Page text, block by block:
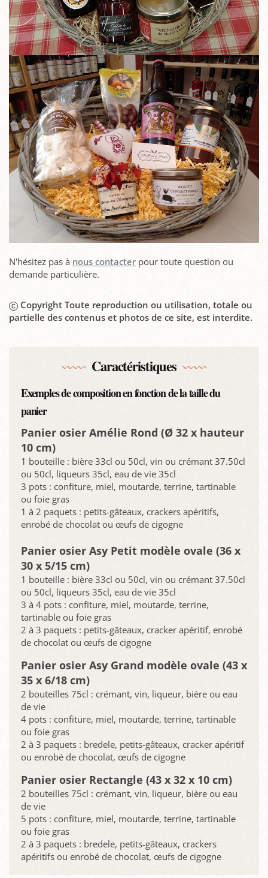
N'hésitez pas à nous contacter pour toute question ou
demande particulière.
Copyright Toute reproduction ou utilisation, totale ou
partielle des contenus et photos de ce site, est interdite.
Caractéristiques
Exemples de composition en fonction de la taille du
panier
Panier osier Amélie Rond (Ø 32 x hauteur
10 cm)
1 bouteille : bière 33cl ou 50cl, vin ou crémant 37.50cl
ou 50cl, liqueurs 35cl, eau de vie 35cl
3 pots : confiture, miel, moutarde, terrine, tartinable
ou foie gras
1 à 2 paquets : petits-gâteaux, crackers apéritifs,
enrobé de chocolat ou œufs de cigogne
Panier osier Asy Petit modèle ovale (36 x
30 x 5/15 cm)
1 bouteille : bière 33cl ou 50cl, vin ou crémant 37.50cl
ou 50cl, liqueurs 35cl, eau de vie 35cl
3 à 4 pots : confiture, miel, moutarde, terrine,
tartinable ou foie gras
2 à 3 paquets : petits-gâteaux, cracker apéritif, enrobé
de chocolat ou œufs de cigogne
Panier osier Asy Grand modèle ovale (43 x
35 x 6/18 cm)
2 bouteilles 75cl : crémant, vin, liqueur, bière ou eau
de vie
4 pots : confiture, miel, moutarde, terrine, tartinable
ou foie gras
2 à 3 paquets : bredele, petits-gâteaux, cracker apéritif
ou enrobé de chocolat, œufs de cigogne
Panier osier Rectangle (43 x 32 x 10 cm)
2 bouteilles 75cl : crémant, vin, liqueur, bière ou eau
de vie
5 pots : confiture, miel, moutarde, terrine, tartinable
ou foie gras
2 à 3 paquets : bredele, petits-gâteaux, crackers
apéritifs ou enrobé de chocolat, œufs de cigogne